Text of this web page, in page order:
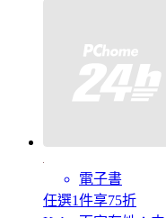
電子書
任選1件享75折